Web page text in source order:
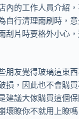
內的工作人員介紹
自行清理雨刷時，意
刮片時要格外小心
朋友覺得玻璃這東
損，因此也不會購
建議大傢購買這個
壞瞭你不就用上瞭嗎